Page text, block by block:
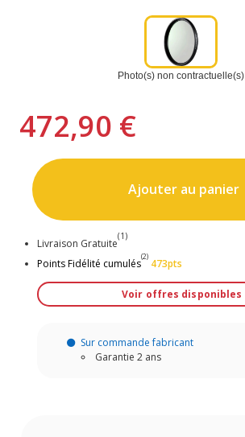
Photo(s) non contractuelle(s)
472,90 €
Ajouter au panier
Livraison Gratuite
(1)
Points Fidélité cumulés
(2)
473pts
Voir offres disponibles
Sur commande fabricant
Garantie 2 ans